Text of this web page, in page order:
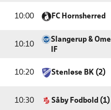
10:00 FC Hornsherred
10:10
Slangerup &
IF
10:20 Stenløse BK (2)
10:30 Såby Fodbold (1)